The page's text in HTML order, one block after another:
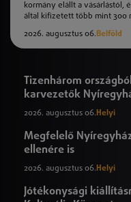
kormány elállt a vásárlástól,
által kifizetett több mint 300
2026. augusztus 06.Belföld
Tizenhárom
karvezetők
2026. augusztus 06. Helyi
Megfelelő
ellenére is
2026. augusztus 06. Helyi
Jótékonysági